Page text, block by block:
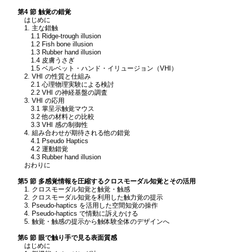
第4 節 触覚の錯覚
はじめに
1. 主な錯触
1.1 Ridge-trough illusion
1.2 Fish bone illusion
1.3 Rubber hand illusion
1.4 皮膚うさぎ
1.5 ベルベット・ハンド・イリュージョン（VHI）
2. VHI の性質と仕組み
2.1 心理物理実験による検討
2.2 VHI の神経基盤の調査
3. VHI の応用
3.1 掌呈示触覚マウス
3.2 他の材料との比較
3.3 VHI 感の制御性
4. 組み合わせが期待される他の錯覚
4.1 Pseudo Haptics
4.2 運動錯覚
4.3 Rubber hand illusion
おわりに
第5 節 多感覚情報を圧縮するクロスモーダル知覚とその活用
1. クロスモーダル知覚と触覚・触感
2. クロスモーダル知覚を利用した触力覚の提示
3. Pseudo-haptics を活用した空間知覚の操作
4. Pseudo-haptics で情動に訴えかける
5. 触覚・触感の提示から触体験全体のデザインへ
第6 節 眼で触り手で見る表面質感
はじめに